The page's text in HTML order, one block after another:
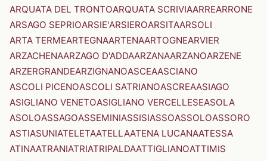
ARQUATA DEL TRONTOARQUATA SCRIVIAARREARRONE
ARSAGO SEPRIOARSIE'ARSIEROARSITAARSOLI
ARTA TERMEARTEGNAARTENAARTOGNEARVIER
ARZACHENAARZAGO D'ADDAARZANAARZANOARZENE
ARZERGRANDEARZIGNANOASCEAASCIANO
ASCOLI PICENOASCOLI SATRIANOASCREAASIAGO
ASIGLIANO VENETOASIGLIANO VERCELLESEASOLA
ASOLOASSAGOASSEMINIASSISIASSOASSOLOASSORO
ASTIASUNIATELETAATELLAATENA LUCANAATESSA
ATINAATRANIATRIATRIPALDAATTIGLIANOATTIMIS